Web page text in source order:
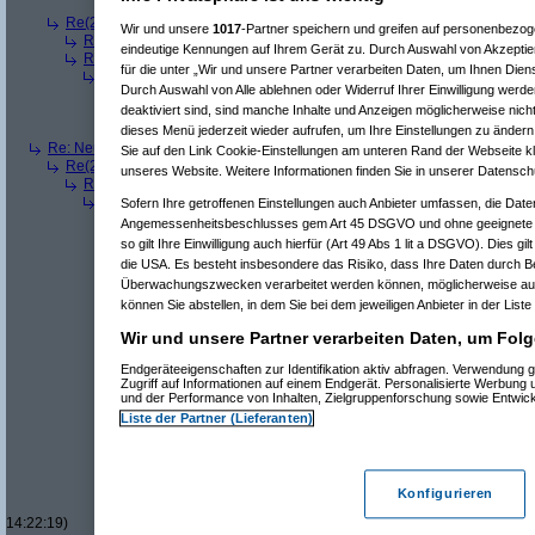
Re(9): Neue Auflösung: 5120x1600
Re(2): Neue Auflösung: 5120x1600(Mr Lam 11.07.2006, 13:57:48)
Re(3): Neue Auflösung: 5120x1600 ( dizo
am 11.07.2006, 13:58:27)
Re(3): Neue Auflösung: 5120x1600 (Pervasive am 11.07.2006,
Re(4): Neue Auflösung: 5120x1600 (phjam 11.07.2006, 13:59:44)
Re(5): Neue Auflösung: 5120x1600(teleth am 11.07.2006,
Re(5): Neue Auflösung: 5120x1600(Pervasiveam 11.07.2006,
Re(5): Neue Auflösung: 5120x1600(dizoam 11.07.2006,
Re: Neue Auflösung: 5120x1600(teletham 11.07.2006, 13:49:03)
Re(2): Neue Auflösung: 5120x1600(Pervasiveam 11.07.2006,
Re(3): Neue Auflösung: 5120x1600
Re(4): Neue Auflösung: 5120x1600(Pervasiveam 11.07.2006,
Re(5): Neue Auflösung: 5120x1600 (dizoam 11.07.2006,
Re(6): Neue Auflösung: 5120x1600 (Pervasiveam
Re(7): Neue Auflösung: 5120x1600
(dizo am 11.07.2006,
Re(8): Neue Auflösung: 5120x1600(Pervasiveam
Re(9): Neue Auflösung: 5120x1600(dizoam
Re(10): Neue Auflösung: 5120x1600(Pervasive
Re(12): Neue Auflösung: 5120x1600( phj
Re(13): Neue Auflösung: 5120x1600(
Re(14): Neue Auflösung: 5120x1600(
Re(12): Neue Auflösung: 5120x1600(
Re(13): Neue Auflösung: 5120x1600
Re(16): Neue Auflösung:
Re(17): Neue Auflösung:
14:22:19)
Wir und unsere 1017-Partner speichern und greifen auf
eindeutige Kennungen auf Ihrem Gerät zu. Durch Auswahl von
für die unter „Wir und unsere Partner verarbeiten Daten, um Ihnen
Durch Auswahl von Alle ablehnen oder Widerruf Ihrer Einwilligung
deaktiviert sind, sind manche Inhalte und Anzeigen möglicherweise
dieses Menü jederzeit wieder aufrufen, um Ihre Einstellungen zu
Sie auf den Link Cookie-Einstellungen am unteren Rand der Webseite
unseres Website. Weitere Informationen finden Sie in unserer
Sofern Ihre getroffenen Einstellungen auch Anbieter umfassen, die
Angemessenheitsbeschlusses gem Art 45 DSGVO und ohne
so gilt Ihre Einwilligung auch hierfür (Art 49 Abs 1 lit a DSGVO). Dies
die USA. Es besteht insbesondere das Risiko, dass Ihre Daten durch
Überwachungszwecken verarbeitet werden können, möglicherweise
können Sie abstellen, in dem Sie bei dem jeweiligen Anbieter in der
Wir und unsere Partner verarbeiten Daten, um
Endgeräteeigenschaften zur Identifikation aktiv abfragen. Verwendung
Zugriff auf Informationen auf einem Endgerät. Personalisierte Werbung
und der Performance von Inhalten, Zielgruppenforschung sowie
Liste der Partner (Lieferanten)
Konfigurieren